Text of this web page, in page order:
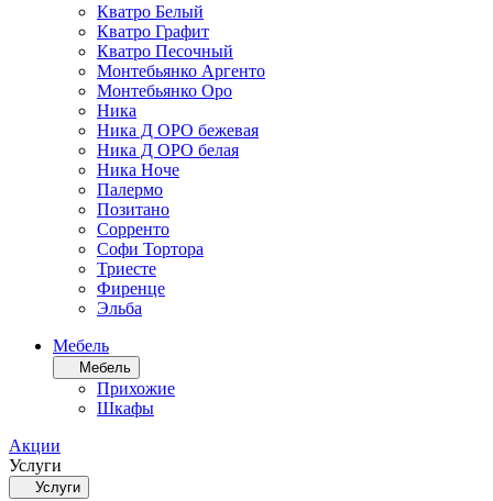
Кватро Белый
Кватро Графит
Кватро Песочный
Монтебьянко Аргенто
Монтебьянко Оро
Ника
Ника Д ОРО бежевая
Ника Д ОРО белая
Ника Ноче
Палермо
Позитано
Сорренто
Софи Тортора
Триесте
Фиренце
Эльба
Мебель
Мебель
Прихожие
Шкафы
Акции
Услуги
Услуги